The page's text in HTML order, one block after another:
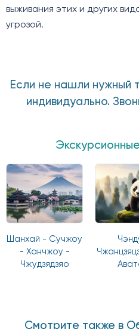
выживания этих и других
угрозой.
Если не нашли нужный
индивидуально.
Шанхай - Сучжоу
- Ханчжоу -
Чжудзядзяо
Смотрите также в